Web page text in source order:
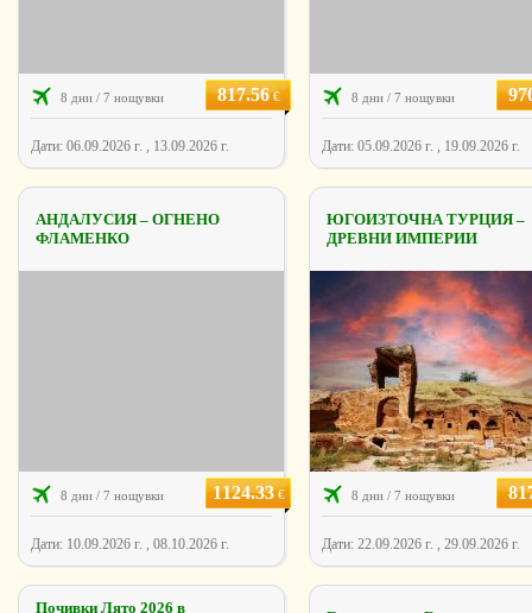
8 дни / 7 нощувки 817.56€
Дати: 06.09.2026 г. , 13.09.2026 г.
8 дни / 7 нощувки
Дати: 05.09.2026 г. , 19.09.2026 г.
АНДАЛУСИЯ – ОГНЕНО
ФЛАМЕНКО
8 дни / 7 нощувки 1124.33€
Дати: 10.09.2026 г. , 08.10.2026 г.
ЮГОИЗТОЧНА ТУРЦИЯ –
ДРЕВНИ ИМПЕРИИ
8 дни / 7 нощувки
Дати: 22.09.2026 г. , 29.09.2026 г.
Почивки Лято 2026 в